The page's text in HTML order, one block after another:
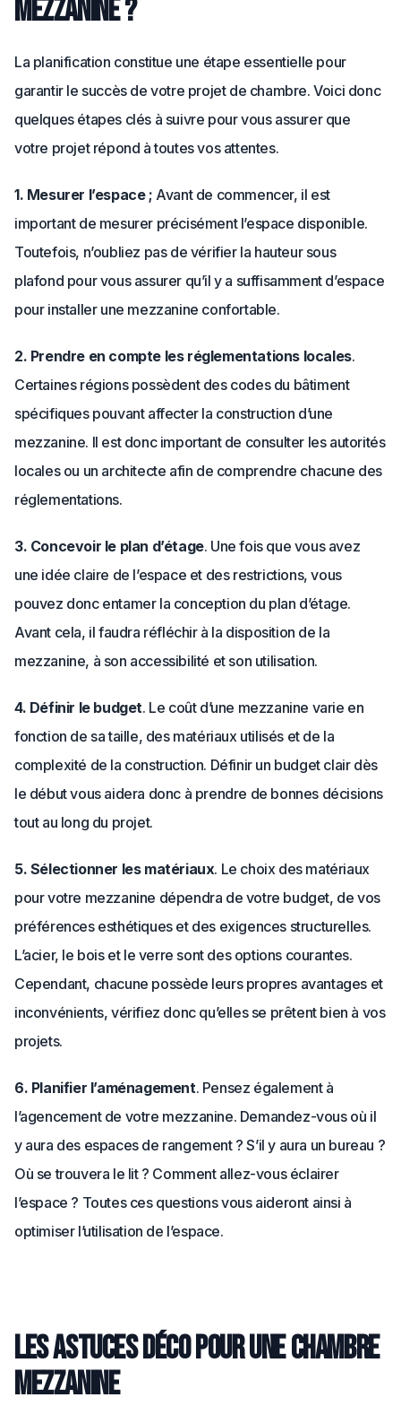
mezzanine ?
La planification constitue une étape essentielle pour
garantir le succès de votre projet de chambre. Voici donc
quelques étapes clés à suivre pour vous assurer que
votre projet répond à toutes vos attentes.
1. Mesurer l’espace ; Avant de commencer, il est
important de mesurer précisément l’espace disponible.
Toutefois, n’oubliez pas de vérifier la hauteur sous
plafond pour vous assurer qu’il y a suffisamment d’espace
pour installer une mezzanine confortable.
2. Prendre en compte les réglementations locales.
Certaines régions possèdent des codes du bâtiment
spécifiques pouvant affecter la construction d’une
mezzanine. Il est donc important de consulter les autorités
locales ou un architecte afin de comprendre chacune des
réglementations.
3. Concevoir le plan d’étage. Une fois que vous avez
une idée claire de l’espace et des restrictions, vous
pouvez donc entamer la conception du plan d’étage.
Avant cela, il faudra réfléchir à la disposition de la
mezzanine, à son accessibilité et son utilisation.
4. Définir le budget. Le coût d’une mezzanine varie en
fonction de sa taille, des matériaux utilisés et de la
complexité de la construction. Définir un budget clair dès
le début vous aidera donc à prendre de bonnes décisions
tout au long du projet.
5. Sélectionner les matériaux. Le choix des matériaux
pour votre mezzanine dépendra de votre budget, de vos
préférences esthétiques et des exigences structurelles.
L’acier, le bois et le verre sont des options courantes.
Cependant, chacune possède leurs propres avantages et
inconvénients, vérifiez donc qu’elles se prêtent bien à vos
projets.
6. Planifier l’aménagement. Pensez également à
l’agencement de votre mezzanine. Demandez-vous où il
y aura des espaces de rangement ? S’il y aura un bureau ?
Où se trouvera le lit ? Comment allez-vous éclairer
l’espace ? Toutes ces questions vous aideront ainsi à
optimiser l’utilisation de l’espace.
Les astuces déco pour une chambre
mezzanine